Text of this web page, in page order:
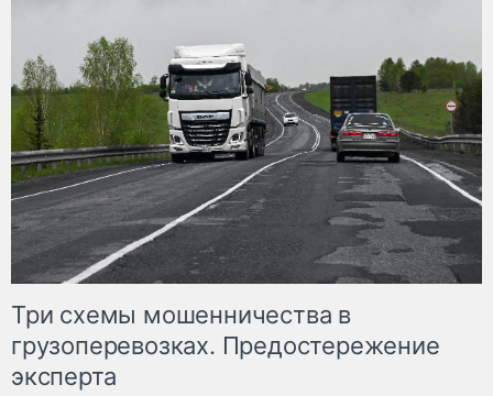
Три схемы мошенничества в
грузоперевозках. Предостережение
эксперта